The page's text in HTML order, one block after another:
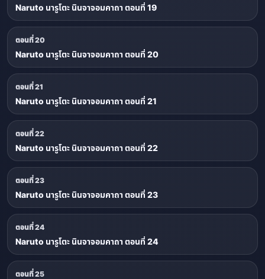
Naruto นารูโตะ นินจาจอมคาถา ตอนที่ 19
ตอนที่ 20
Naruto นารูโตะ นินจาจอมคาถา ตอนที่ 20
ตอนที่ 21
Naruto นารูโตะ นินจาจอมคาถา ตอนที่ 21
ตอนที่ 22
Naruto นารูโตะ นินจาจอมคาถา ตอนที่ 22
ตอนที่ 23
Naruto นารูโตะ นินจาจอมคาถา ตอนที่ 23
ตอนที่ 24
Naruto นารูโตะ นินจาจอมคาถา ตอนที่ 24
ตอนที่ 25